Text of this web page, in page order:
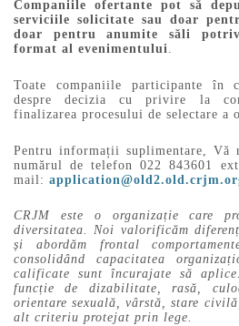
Companiile ofertante pot să
serviciile solicitate sau doar
doar pentru anumite săli
format al evenimentului.
Toate companiile participante în
despre decizia cu privire la
finalizarea procesului de selectare a
Pentru informații suplimentare, Vă
numărul de telefon 022 843601
mail:
CRJM este o organizație care
diversitatea. Noi valorificăm
și abordăm frontal
consolidând capacitatea
calificate sunt încurajate să
funcție de dizabilitate, rasă,
orientare sexuală, vârstă, stare
alt criteriu protejat prin lege.